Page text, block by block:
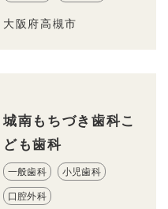
大阪府高槻市
城南もちづき歯科こ
ども歯科
一般歯科 小児歯科
口腔外科